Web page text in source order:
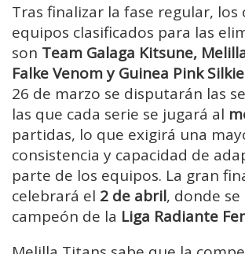
Tras finalizar la fase regular, los
equipos clasificados para las
son Team Galaga Kitsune,
Falke Venom y Guinea Pink Silkie
26 de marzo se disputarán las
las que cada serie se jugará al
partidas, lo que exigirá una
consistencia y capacidad de
parte de los equipos. La gran
celebrará el 2 de abril, donde
campeón de la Liga Radiante